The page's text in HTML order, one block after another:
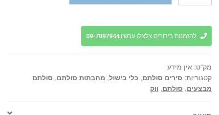
צבעוני
32
ס"מ
עם
מכסה
-
להזמנות בירורים צלצלו עכשיו 09-7897944
מק"ט: אין מידע
קטגוריות: סירים סולתם, כלי בישול, מחבתות סולתם, סולתם
מבצעים, סולתם, ווק